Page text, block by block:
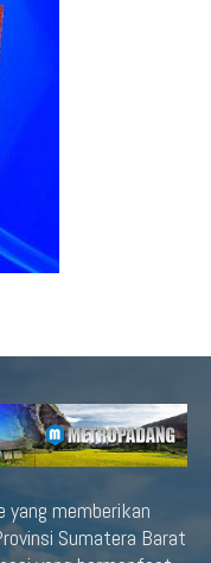
yang memberikan
Sumatera Barat